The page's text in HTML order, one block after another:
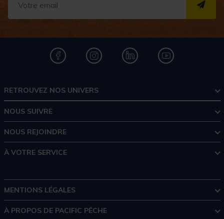
RETROUVEZ NOS UNIVERS
NOUS SUIVRE
NOUS REJOINDRE
À VOTRE SERVICE
MENTIONS LÉGALES
À PROPOS DE PACIFIC PÊCHE